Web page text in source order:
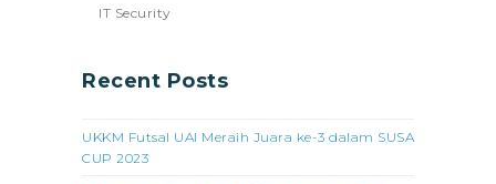
IT Security
Recent Posts
UKKM Futsal UAI Meraih Juara ke-3 dalam SUSA
CUP 2023